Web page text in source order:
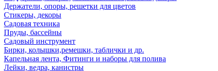
Держатели, опоры, решетки для цветов
Стикеры, декоры
Садовая техника
Пруды, бассейны
Садовый инструмент
Бирки, колышки,ремешки, таблички и др.
Капельная лента, Фитинги и наборы для полива
Лейки, ведра, канистры